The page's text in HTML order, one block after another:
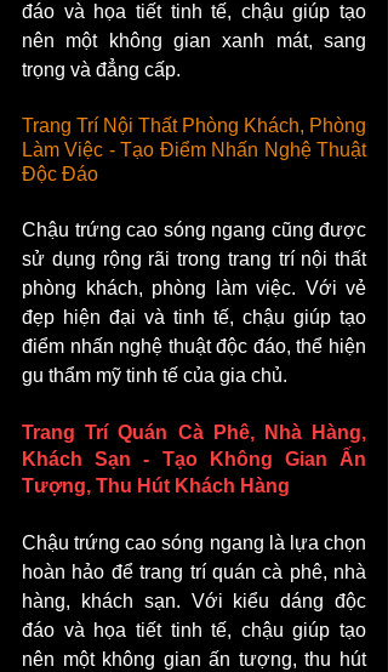
đáo và họa tiết tinh tế, chậu giúp tạo
nên một không gian xanh mát, sang
trọng và đẳng cấp.
Trang Trí Nội Thất Phòng Khách, Phòng
Làm Việc - Tạo Điểm Nhấn Nghệ Thuật
Độc Đáo
Chậu trứng cao sóng ngang cũng được
sử dụng rộng rãi trong trang trí nội thất
phòng khách, phòng làm việc. Với vẻ
đẹp hiện đại và tinh tế, chậu giúp tạo
điểm nhấn nghệ thuật độc đáo, thể hiện
gu thẩm mỹ tinh tế của gia chủ.
Trang Trí Quán Cà Phê, Nhà Hàng,
Khách Sạn - Tạo Không Gian Ấn
Tượng, Thu Hút Khách Hàng
Chậu trứng cao sóng ngang là lựa chọn
hoàn hảo để trang trí quán cà phê, nhà
hàng, khách sạn. Với kiểu dáng độc
đáo và họa tiết tinh tế, chậu giúp tạo
nên một không gian ấn tượng, thu hút